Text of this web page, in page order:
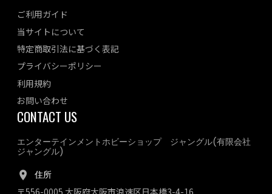
ご利用ガイド
当サイトについて
特定商取引法に基づく表記
プライバシーポリシー
利用規約
お問い合わせ
CONTACT US
エンターテインメントホビーショップ ジャングル(有限会社
ジャングル)
住所
〒556-0005 大阪府大阪市浪速区日本橋3-4-16